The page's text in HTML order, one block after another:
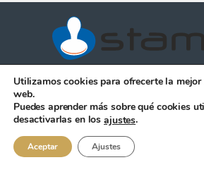
Atención telefónica de
956 344 058
Utilizamos cookies para ofrecerte la mejor
web.
Puedes aprender más sobre qué cookies
desactivarlas en losajustes.
Aceptar Ajustes